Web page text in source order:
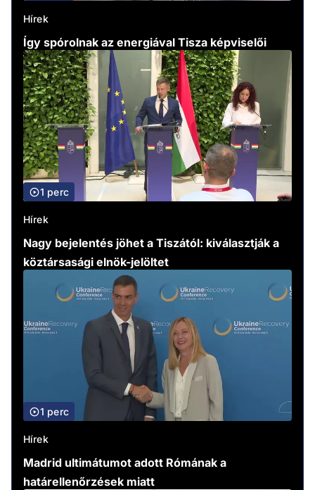
Hírek
Így spórolnak az energiával Tisza képviselői
1 perc
Hírek
Nagy bejelentés jöhet a Tiszától: kiválasztják a
köztársasági elnök-jelöltet
1 perc
Hírek
Madrid ultimátumot adott Rómának a
határellenőrzések miatt